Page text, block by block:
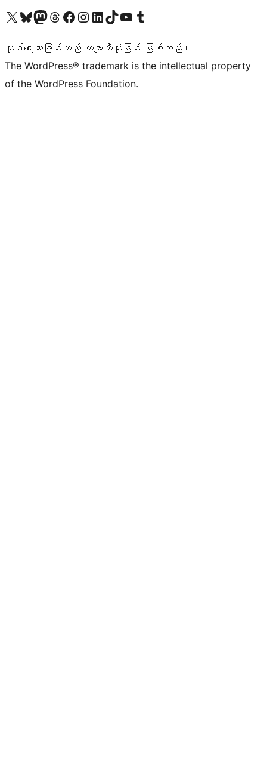
ကျွန်ုပ်တို့၏ X (ယခင် Twitter) အကောင့်သို့ သွားရောက်ကြည့်ရှုပါကျွန်ုပ်တို့၏ Bluesky အကောင့်သို့ ဝင်ရောက်ကြည့်ရှုရန်
ကျွန်ုပ်တို့၏ Mastodon အကောင့်သို့ သွားရောက်ကြည့်ရှုပါကျွန်ုပ်တို့၏ Threads အကောင့်သို့ ဝင်ရောက်ကြည့်ရှုရန်
ကျွန်ုပ်တို့၏ Facebook စာမျက်နှာသို့ သွားရောက်ကြည့်ရှုပါကျွန်ုပ်တို့၏ Instagram အကောင့်သို့ သွားရောက်ကြည့်ရှုပါ ကျွန်ုပ်တို့၏ LinkedIn အကောင့်သို့ သွားရောက်ကြည့်ရှုပါကျွန်ုပ်တို့၏ TikTok အကောင့်သို့ ဝင်ရောက်ကြည့်ရှုရန်
ကျွန်ုပ်တို့၏ YouTube ချန်နယ်သို့ သွားရောက်ကြည့်ရှုပါ ကျွန်ုပ်တို့၏ Tumblr အကောင့်သို့ ဝင်ရောက်ကြည့်ရှုရန်
ကုဒ်ရေးသားခြင်းသည် ကဗျာသီကုံးခြင်း ဖြစ်သည်။
The WordPress® trademark is the intellectual property
of the WordPress Foundation.